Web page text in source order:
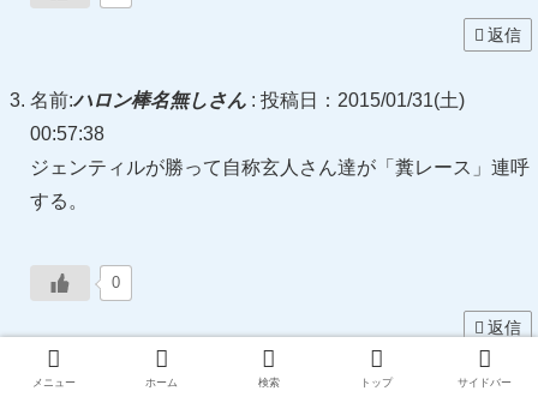
返信
名前:ハロン棒名無しさん : 投稿日：2015/01/31(土)
00:57:38
ジェンティルが勝って自称玄人さん達が「糞レース」連呼
する。
0
返信
メニュー ホーム 検索 トップ サイドバー